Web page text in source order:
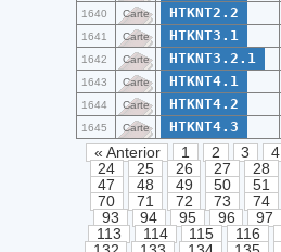
1640 Carte HTKNT2.2
1641 Carte HTKNT3.1
1642 Carte HTKNT3.2.1
1643 Carte HTKNT4.1
1644 Carte HTKNT4.2
1645 Carte HTKNT4.3
« Anterior 1 2 3 4
24
25 26 27 28
47
48 49 50 51
70
71 72 73 74
93
94 95 96 97
113
114 115 116